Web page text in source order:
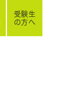
受験生
の方へ